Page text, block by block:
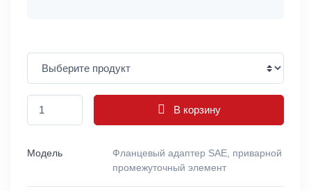
В корзину
Модель
Фланцевый адаптер SAE, приварной
промежуточный элемент